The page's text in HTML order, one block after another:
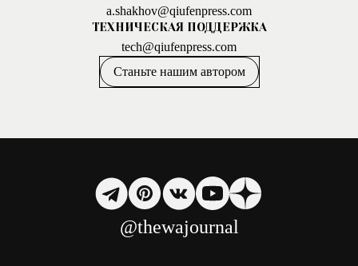
a.shakhov@qiufenpress.com
ТЕХНИЧЕСКАЯ ПОДДЕРЖКА
tech@qiufenpress.com
Станьте нашим автором
@thewajournal